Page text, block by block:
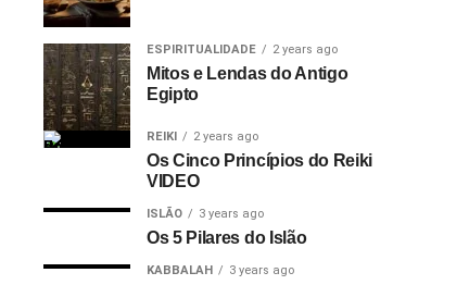
ESPIRITUALIDADE 2 years ago
Mitos e Lendas do Antigo
Egipto
REIKI 2 years ago
Os Cinco Princípios do Reiki
VIDEO
ISLÃO 3 years ago
Os 5 Pilares do Islão
KABBALAH 3 years ago